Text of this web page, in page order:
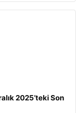
2025’teki Son